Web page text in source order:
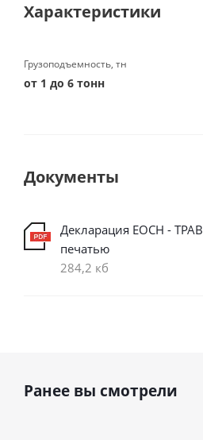
Характеристики
Грузоподъемность, тн
от 1 до 6 тонн
Документы
Декларация ЕОСН -
печатью
284,2 кб
Ранее вы смотрели